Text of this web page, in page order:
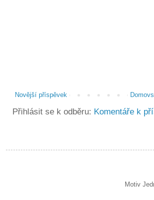
Novější příspěvek
Přihlásit se k odběru: Komentáře k
Motiv